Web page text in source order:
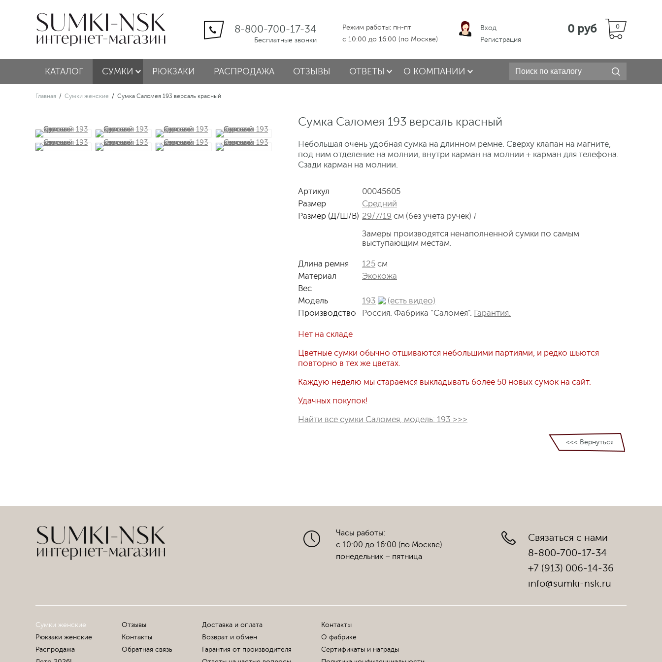
8-800-700-17-34
Бесплатные звонки
Режим работы: пн-пт
с 10:00 до 16:00 (по Москве)
Вход
Регистрация
0
0 руб
КАТАЛОГ СУМКИ РЮКЗАКИ РАСПРОДАЖА ОТЗЫВЫ ОТВЕТЫ О КОМПАНИИ
Главная / Сумки женские / Сумка Саломея 193 версаль красный
Сумка Саломея 193 версаль красный
Небольшая очень удобная сумка на длинном ремне. Сверху клапан на магните,
под ним отделение на молнии, внутри карман на молнии + карман для телефона.
Сзади карман на молнии.
Артикул
00045605
Размер
Средний
Размер (Д/Ш/В) 29/7/19 см (без учета ручек) i
Замеры производятся ненаполненной сумки по самым
выступающим местам.
Длина ремня 125 см
Материал
Экокожа
Вес
Модель
193
(есть видео)
Производство
Россия. Фабрика "Саломея". Гарантия.
Нет на складе
Цветные сумки обычно отшиваются небольшими партиями, и редко шьются
повторно в тех же цветах.
Каждую неделю мы стараемся выкладывать более 50 новых сумок на сайт.
Удачных покупок!
Найти все сумки Саломея, модель: 193 >>>
<<< Вернуться
Часы работы:
с 10:00 до 16:00 (по Москве)
понедельник – пятница
Связаться с нами
8-800-700-17-34
+7 (913) 006-14-36
info@sumki-nsk.ru
Сумки женские
Рюкзаки женские
Распродажа
Отзывы
Контакты
Обратная связь
Доставка и оплата
Возврат и обмен
Гарантия от производителя
Контакты
О фабрике
Сертификаты и награды